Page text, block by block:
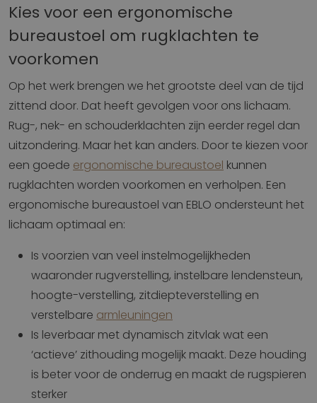
Kies voor een ergonomische
bureaustoel om rugklachten te
voorkomen
Op het werk brengen we het grootste deel van de tijd
zittend door. Dat heeft gevolgen voor ons lichaam.
Rug-, nek- en schouderklachten zijn eerder regel dan
uitzondering. Maar het kan anders. Door te kiezen voor
een goede ergonomische bureaustoel kunnen
rugklachten worden voorkomen en verholpen. Een
ergonomische bureaustoel van EBLO ondersteunt het
lichaam optimaal en:
Is voorzien van veel instelmogelijkheden
waaronder rugverstelling, instelbare lendensteun,
hoogte-verstelling, zitdiepteverstelling en
verstelbare armleuningen
Is leverbaar met dynamisch zitvlak wat een
‘actieve’ zithouding mogelijk maakt. Deze houding
is beter voor de onderrug en maakt de rugspieren
sterker